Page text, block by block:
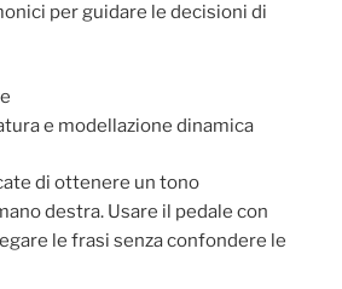
per guidare le decisioni di
e modellazione dinamica
di ottenere un tono
destra. Usare il pedale con
le frasi senza confondere le